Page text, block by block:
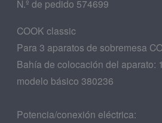
N.º de pedido 574699
COOK classic
Para 3 aparatos de sobremesa
Bahía de colocación del aparato:
modelo básico 380236
Potencia/conexión eléctrica: